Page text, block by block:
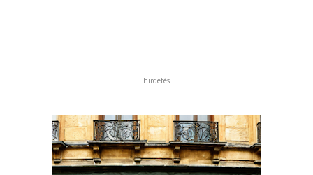
hirdetés